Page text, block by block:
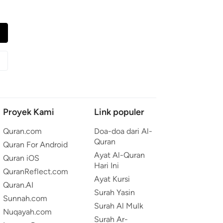
Proyek Kami
Quran.com
Quran For Android
Quran iOS
QuranReflect.com
Quran.AI
Sunnah.com
Nuqayah.com
Link populer
Doa-doa dari Al-
Quran
Ayat Al-Quran
Hari Ini
Ayat Kursi
Surah Yasin
Surah Al Mulk
Surah Ar-